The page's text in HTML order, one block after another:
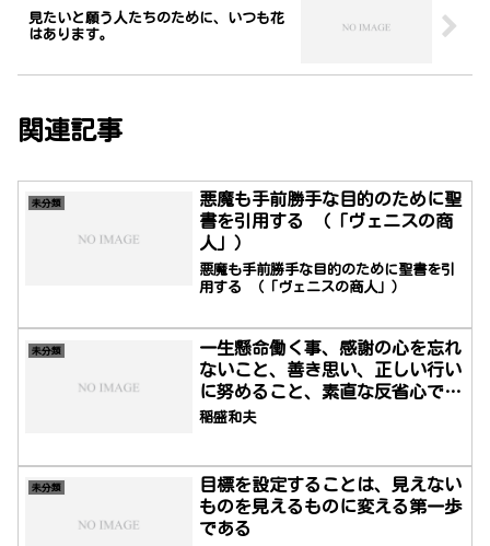
見たいと願う人たちのために、いつも花
はあります。
関連記事
未分類
悪魔も手前勝手な目的のために聖
書を引用する （「ヴェニスの商
人」）
悪魔も手前勝手な目的のために聖書を引
用する （「ヴェニスの商人」）
未分類
一生懸命働く事、感謝の心を忘れ
ないこと、善き思い、正しい行い
に努めること、素直な反省心でい
つも自分を律すること、日々の暮
稲盛和夫
未分類
目標を設定することは、見えない
ものを見えるものに変える第一歩
である